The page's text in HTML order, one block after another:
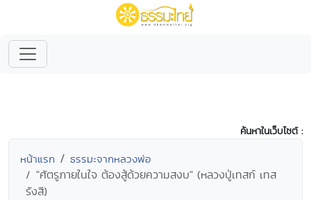
ค้นหาในเว็บไซต์ :
หน้าแรก ธรรมะจากหลวงพ่อ
"ศัตรูภายในใจ ต้องสู้ด้วยความสงบ" (หลวงปู่เทสก์ เทส
รังสี)